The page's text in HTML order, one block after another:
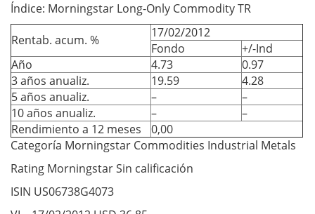
Índice: Morningstar Long-Only Commodity TR
Rentab. acum. %
17/02/2012
Fondo
+/-Ind
Año
4.73
0.97
3 años anualiz.
19.59
4.28
5 años anualiz.
–
–
10 años anualiz.
–
–
Rendimiento a 12 meses
0,00
Categoría Morningstar Commodities Industrial Metals
Rating Morningstar Sin calificación
ISIN US06738G4073